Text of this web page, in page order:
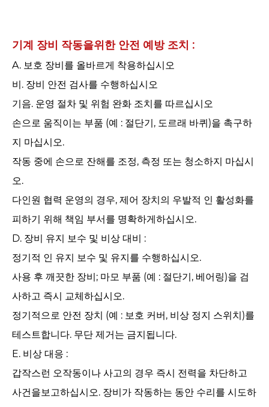
기계 장비 작동을위한 안전 예방 조치 : ‌
A. 보호 장비를 올바르게 착용하십시오
비. 장비 안전 검사를 수행하십시오
기음. 운영 절차 및 위험 완화 조치를 따르십시오
손으로 움직이는 부품 (예 : 절단기, 도르래 바퀴)을 촉구하
지 마십시오.
작동 중에 손으로 잔해를 조정, 측정 또는 청소하지 마십시
오.
다인원 협력 운영의 경우, 제어 장치의 우발적 인 활성화를
피하기 위해 책임 부서를 명확하게하십시오.
D. 장비 유지 보수 및 비상 대비 : ‌
정기적 인 유지 보수 및 유지를 수행하십시오.
사용 후 깨끗한 장비; 마모 부품 (예 : 절단기, 베어링)을 검
사하고 즉시 교체하십시오.
정기적으로 안전 장치 (예 : 보호 커버, 비상 정지 스위치)를
테스트합니다. 무단 제거는 금지됩니다.
E. 비상 대응 : ‌
갑작스런 오작동이나 사고의 경우 즉시 전력을 차단하고
사건을보고하십시오. 장비가 작동하는 동안 수리를 시도하